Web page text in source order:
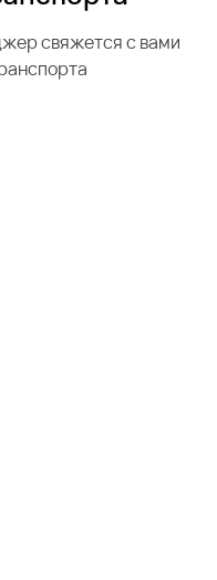
свяжется с вами